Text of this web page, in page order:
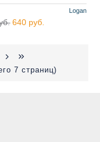
Logan
640 руб.
7 страниц)